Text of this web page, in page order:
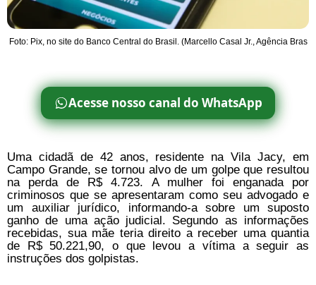
Foto: Pix, no site do Banco Central do Brasil. (Marcello Casal Jr., Agência Bras
Acesse nosso canal do WhatsApp
Uma cidadã de 42 anos, residente na Vila Jacy, em
Campo Grande, se tornou alvo de um golpe que resultou
na perda de R$ 4.723. A mulher foi enganada por
criminosos que se apresentaram como seu advogado e
um auxiliar jurídico, informando-a sobre um suposto
ganho de uma ação judicial. Segundo as informações
recebidas, sua mãe teria direito a receber uma quantia
de R$ 50.221,90, o que levou a vítima a seguir as
instruções dos golpistas.